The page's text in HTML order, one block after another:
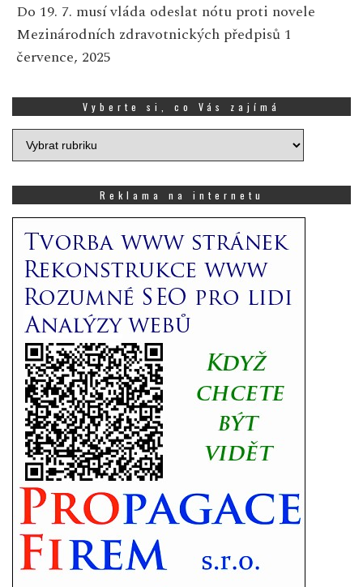
Do 19. 7. musí vláda odeslat nótu proti novele
Mezinárodních zdravotnických předpisů 1
července, 2025
Vyberte si, co Vás zajímá
Vyberte
si,
zajímá
Reklama na internetu